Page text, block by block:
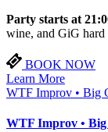
Party starts at
wine, and GiG hard
BOOK NOW
Learn More
WTF Improv • Big
WTF Improv • Big